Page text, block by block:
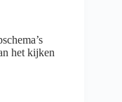
het kijken